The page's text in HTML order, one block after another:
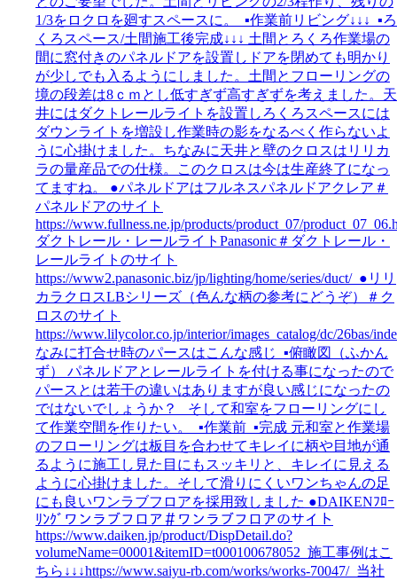
1/3をロクロを廻すスペースに。 ▪作業前リビング↓↓↓ ▪ろ
くろスペース/土間施工後完成↓↓↓ 土間とろくろ作業場の
間に窓付きのパネルドアを設置しドアを閉めても明かり
が少しでも入るようにしました。土間とフローリングの
境の段差は8ｃｍとし低すぎず高すぎずを考えました。天
井にはダクトレールライトを設置しろくろスペースには
ダウンライトを増設し作業時の影をなるべく作らないよ
うに心掛けました。ちなみに天井と壁のクロスはリリカ
ラの量産品での仕様。このクロスは今は生産終了になっ
てますね。 ●パネルドアはフルネスパネルドアクレア＃
パネルドアのサイト
https://www.fullness.ne.jp/products/product_07/
ダクトレール・レールライトPanasonic＃ダクトレール・
レールライトのサイト
https://www2.panasonic.biz/jp/lighting/home/series/duct/ ●リリ
カラクロスLBシリーズ（色んな柄の参考にどうぞ）＃ク
ロスのサイト
https://www.lilycolor.co.jp/interior/images_catalog/dc/26bas/
なみに打合せ時のパースはこんな感じ ▪俯瞰図（ふかん
ず） パネルドアとレールライトを付ける事になったので
パースとは若干の違いはありますが良い感じになったの
ではないでしょうか？ そして和室をフローリングにし
て作業空間を作りたい。 ▪作業前 ▪完成 元和室と作業場
のフローリングは板目を合わせてキレイに柄や目地が通
るように施工し見た目にもスッキリと、キレイに見える
ように心掛けました。そして滑りにくいワンちゃんの足
にも良いワンラブフロアを採用致しました ●DAIKENﾌﾛｰ
ﾘﾝｸﾞワンラブフロア＃ワンラブフロアのサイト
https://www.daiken.jp/product/DispDetail.do?
volumeName=00001&itemID=t000100678052 施工事例はこ
ちら↓↓↓https://www.saiyu-rb.com/works/works-70047/ 当社